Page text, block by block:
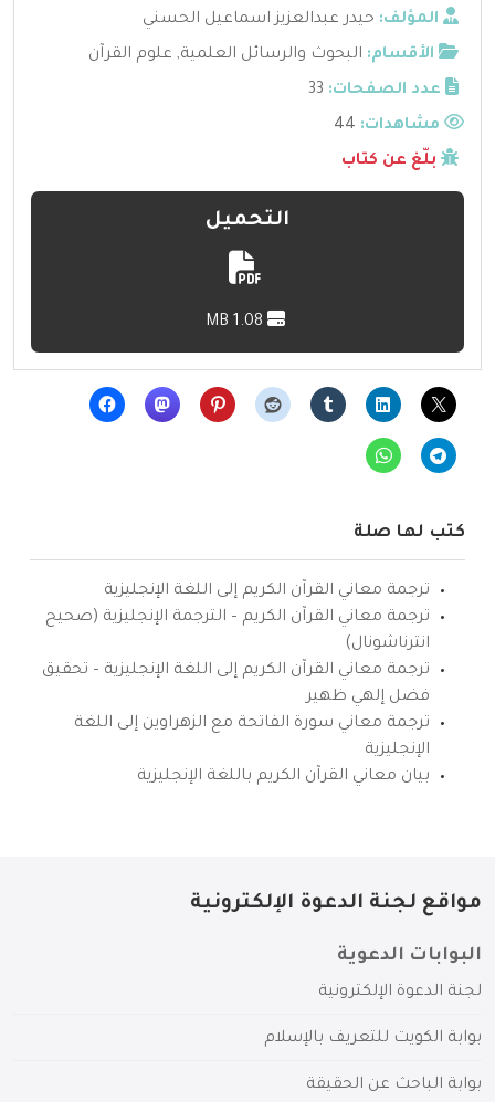
المؤلف: حيدر عبدالعزيز اسماعيل الحسني
الأقسام: البحوث والرسائل العلمية, علوم القرآن
عدد الصفحات: 33
مشاهدات:
بلّغ عن كتاب
التحميل
كتب لها صلة
ترجمة معاني القرآن الكريم إلى اللغة الإنجليزية
ترجمة معاني القرآن الكريم – الترجمة الإنجليزية (صحيح
انترناشونال)
ترجمة معاني القرآن الكريم إلى اللغة الإنجليزية – تحقيق
فضل إلهي ظهير
ترجمة معاني سورة الفاتحة مع الزهراوين إلى اللغة
الإنجليزية
بيان معاني القرآن الكريم باللغة الإنجليزية
مواقع لجنة الدعوة الإلكترونية
البوابات الدعوية
لجنة الدعوة الإلكترونية
بوابة الكويت للتعريف بالإسلام
بوابة الباحث عن الحقيقة